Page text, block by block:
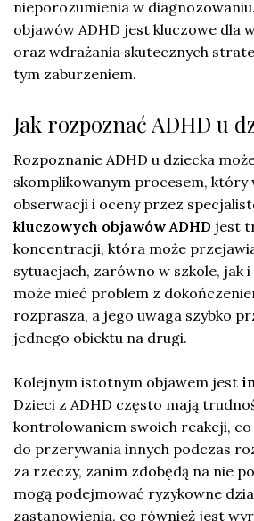
nieporozumienia w
objawów ADHD jest kluczowe dla
oraz wdrażania skutecznych
tym zaburzeniem.
Jak rozpoznać ADHD u
Rozpoznanie ADHD u dziecka
skomplikowanym procesem, który
obserwacji i oceny przez
kluczowych objawów ADHD jest
koncentracji, która może
sytuacjach, zarówno w szkole, jak
może mieć problem z
rozprasza, a jego uwaga szybko
jednego obiektu na drugi.
Kolejnym istotnym objawem jest
Dzieci z ADHD często mają
kontrolowaniem swoich reakcji,
do przerywania innych podczas
za rzeczy, zanim zdobędą na nie
mogą podejmować ryzykowne
zastanowienia, co również jest